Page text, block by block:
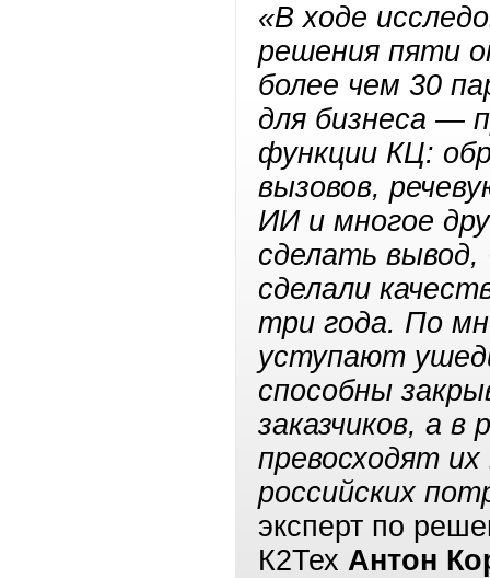
«В ходе
решения пяти
более чем 30
для бизнеса —
функции КЦ:
вызовов,
ИИ и многое
сделать вывод,
сделали
три года. По
уступают
способны
заказчиков, а в
превосходят
российских
эксперт по
К2Тех Антон